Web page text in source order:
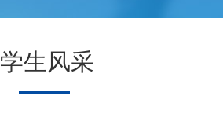
学生风采